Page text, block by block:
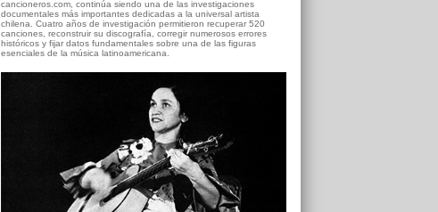
cancioneros.com, continúa siendo una de las investigaciones
documentales más importantes dedicadas a la universal artista
chilena. Cuatro años de investigación permitieron recuperar 520
canciones, reconstruir su discografía, corregir numerosos errores
históricos y fijar datos fundamentales sobre una de las figuras
esenciales de la música latinoamericana.